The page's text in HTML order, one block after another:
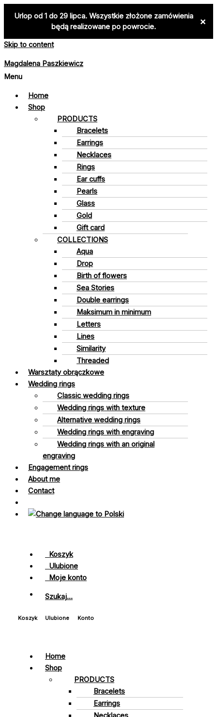
Urlop od 1 do 29 lipca. Wszystkie złożone zamówienia
będą realizowane po powrocie.
×
Skip to content
Magdalena Paszkiewicz
Menu
Home
Shop
PRODUCTS
Bracelets
Earrings
Necklaces
Rings
Ear cuffs
Pearls
Glass
Gold
Gift card
COLLECTIONS
Aqua
Drop
Birth of flowers
Sea Stories
Double earrings
Maksimum in minimum
Letters
Lines
Similarity
Threaded
Warsztaty obrączkowe
Wedding rings
Classic wedding rings
Wedding rings with texture
Alternative wedding rings
Wedding rings with engraving
Wedding rings with an original
engraving
Engagement rings
About me
Contact
Koszyk
Ulubione
Moje konto
Szukaj...
Koszyk Ulubione Konto
Home
Shop
PRODUCTS
Bracelets
Earrings